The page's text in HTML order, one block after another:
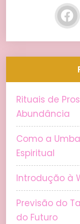
Rituais de
Abundância
Como a
Espiritual
Introdução à
Previsão do
do Futuro